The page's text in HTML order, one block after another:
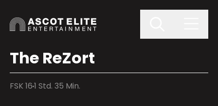
The ReZort
FSK 161 Std. 35 Min.